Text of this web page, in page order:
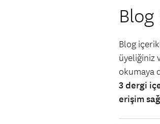
Blog
üyeliğiniz
okumaya
3 dergi
erişim